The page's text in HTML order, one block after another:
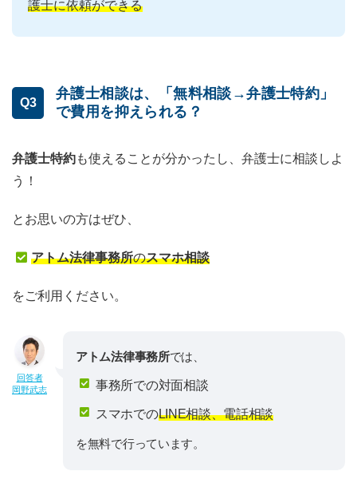
護士に依頼ができる
Q3
弁護士相談は、「無料相談→弁護士特約」
で費用を抑えられる？
弁護士特約も使えることが分かったし、弁護士に相談しよ
う！
とお思いの方はぜひ、
アトム法律事務所のスマホ相談
をご利用ください。
回答者
岡野武志
アトム法律事務所では、
事務所での対面相談
スマホでのLINE相談、電話相談
を無料で行っています。